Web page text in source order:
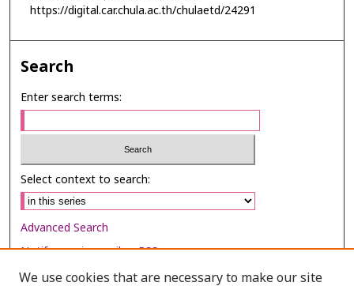
https://digital.car.chula.ac.th/chulaetd/24291
Search
Enter search terms:
Select context to search:
Advanced Search
Notify me via email orRSS
We use cookies that are necessary to make our site